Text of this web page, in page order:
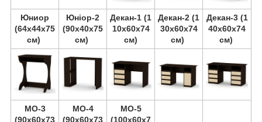
Юниор
(64х44х75
см)
Юніор-2
(90х40х75
см)
Декан-1 (1
10х60х74
см)
Декан-2 (1
30х60х74
см)
Декан-3 (1
40х60х74
см)
МО-3
(90х60х73
МО-4
(90х60х73
МО-5
(100х60х7